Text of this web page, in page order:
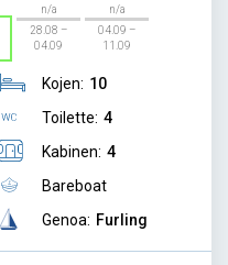
n/a
28.08 –
04.09
n/a
04.09 –
11.09
Kojen: 10
Toilette: 4
Kabinen: 4
Bareboat
Genoa: Furling